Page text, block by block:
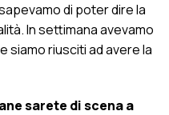
di poter dire la
In settimana avevamo
riusciti ad avere la
sarete di scena a